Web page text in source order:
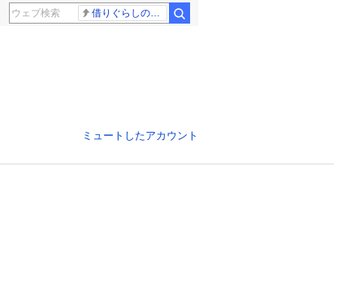
借りぐらしのアリエッティ 耳をすませば
ミュートしたアカウント